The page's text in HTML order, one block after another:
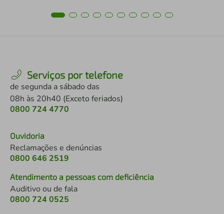
Serviços por telefone
de segunda a sábado das
08h às 20h40 (Exceto feriados)
0800 724 4770
Ouvidoria
Reclamações e denúncias
0800 646 2519
Atendimento a pessoas com deficiência
Auditivo ou de fala
0800 724 0525